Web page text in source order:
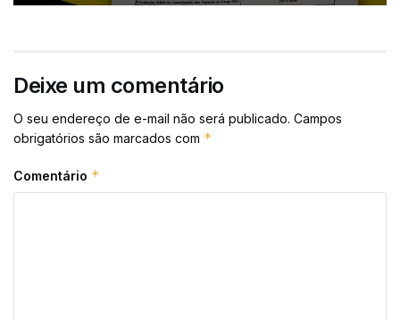
Deixe um comentário
O seu endereço de e-mail não será publicado. Campos
obrigatórios são marcados com *
Comentário *